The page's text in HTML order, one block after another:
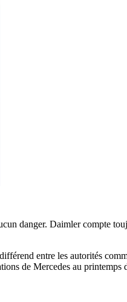
danger. Daimler compte
entre les autorités
de Mercedes au printemps